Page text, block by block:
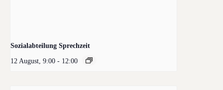
Sozialabteilung Sprechzeit
12 August, 9:00 - 12:00